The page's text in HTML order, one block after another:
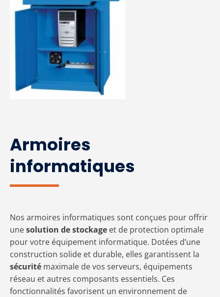
Armoires
informatiques
Nos armoires informatiques sont conçues pour offrir
unesolution de stockage et de protection optimale
pour votre équipement informatique. Dotées d’une
construction solide et durable, elles garantissent la
sécurité maximale de vos serveurs, équipements
réseau et autres composants essentiels. Ces
fonctionnalités favorisent un environnement de